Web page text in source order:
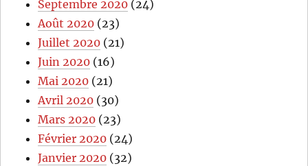
Septembre 2020 (24)
Août 2020 (23)
Juillet 2020 (21)
Juin 2020 (16)
Mai 2020 (21)
Avril 2020 (30)
Mars 2020 (23)
Février 2020 (24)
Janvier 2020 (32)